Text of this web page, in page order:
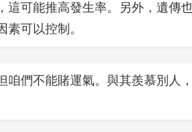
可能推高發生率。另外，遺傳
可以控制。
們不能賭運氣。與其羨慕別人